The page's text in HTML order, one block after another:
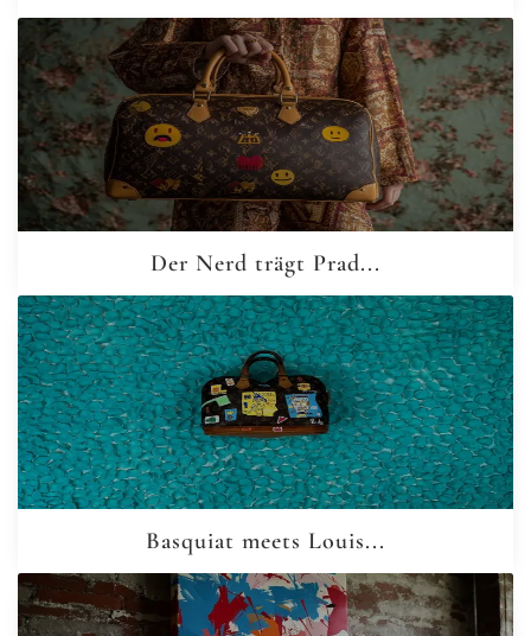
Der Nerd trägt Prad...
Basquiat meets Louis...